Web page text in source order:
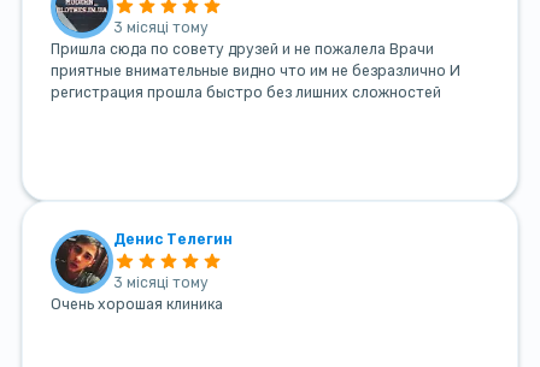
3 місяці тому
Пришла сюда по совету друзей и не пожалела Врачи
приятные внимательные видно что им не безразлично И
регистрация прошла быстро без лишних сложностей
Денис Телегин
3 місяці тому
Очень хорошая клиника